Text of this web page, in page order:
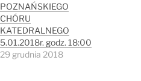
POZNAŃSKIEGO
CHÓRU
KATEDRALNEGO
5.01.2018r. godz. 18:00
29 grudnia 2018